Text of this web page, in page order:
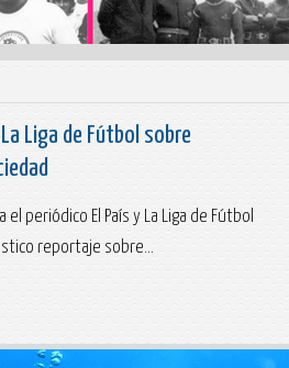
Liga de Fútbol sobre
periódico El País y La Liga de Fútbol
reportaje sobre...